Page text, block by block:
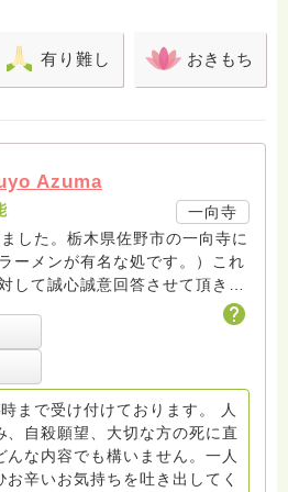
有り難し おきもち
Azuma
一向寺
した。栃木県佐野市の一向寺に
ーメンが有名な処です。）これ
して誠心誠意回答させて頂きた
修行中の身ですので至らぬ点あ
に精進して参りましょうね。お
てください。
まで受け付けております。 人
、自殺願望、大切な方の死に直
んな内容でも構いません。一人
辛いお気持ちを吐き出してく